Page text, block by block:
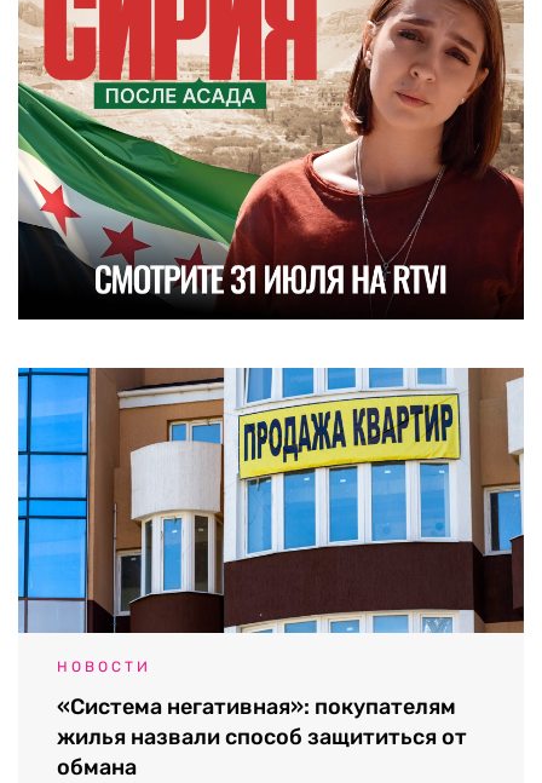
НОВОСТИ
«Система негативная»: покупателям
жилья назвали способ защититься от
обмана